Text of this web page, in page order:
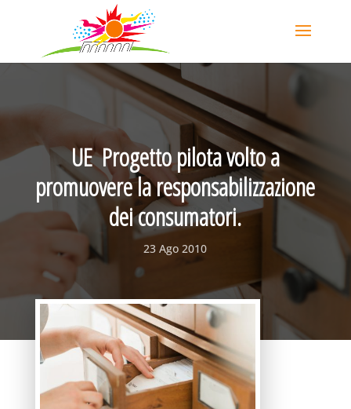
UE  Progetto pilota volto a
promuovere la responsabilizzazione
dei consumatori.
23 Ago 2010